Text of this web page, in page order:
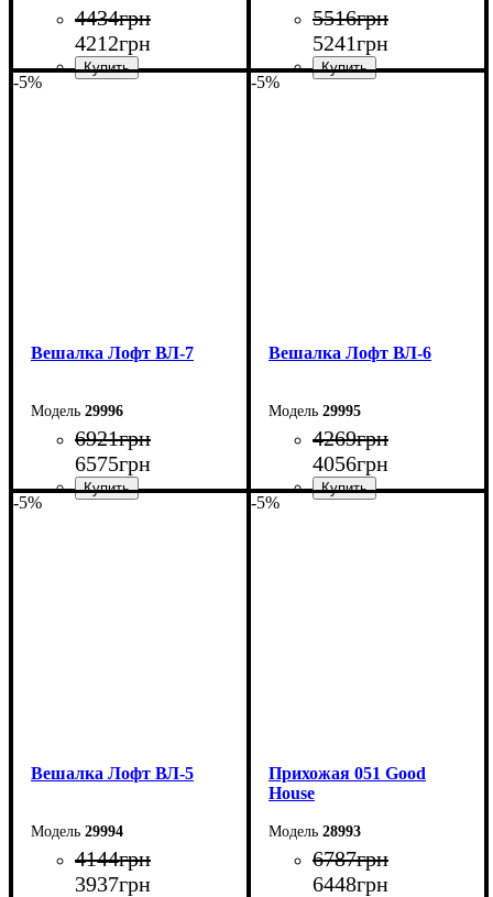
4434грн
4212грн
5516грн
5241грн
-5%
Вешалка Лофт ВЛ-7
29996
6921грн
6575грн
-5%
Вешалка Лофт ВЛ-6
29995
4269грн
4056грн
-5%
Вешалка Лофт ВЛ-5
29994
4144грн
3937грн
-5%
Прихожая 051 Good
House
28993
6787грн
6448грн